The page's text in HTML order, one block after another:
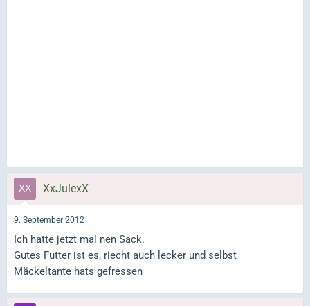
XxJulexX
9. September 2012
Ich hatte jetzt mal nen Sack.
Gutes Futter ist es, riecht auch lecker und selbst
Mäckeltante hats gefressen